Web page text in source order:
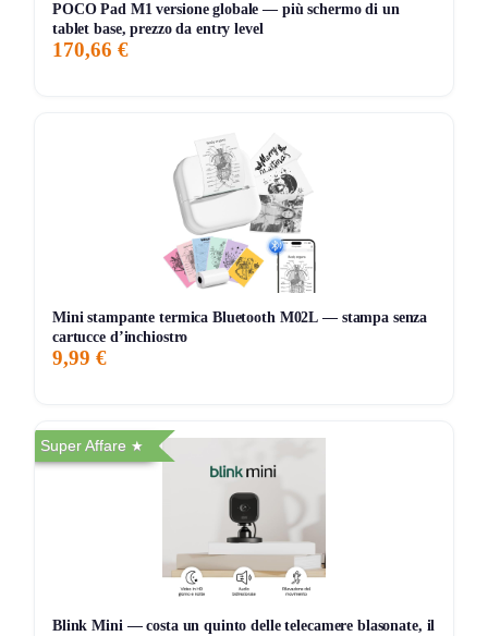
ATTUALE MASSIMO VARIAZIONE
POCO Pad M1 versione globale — più schermo di un
tablet base, prezzo da entry level
170,66 €
Mini stampante termica Bluetooth M02L — stampa senza
cartucce d’inchiostro
9,99 €
Super Affare
Blink Mini — costa un quinto delle telecamere blasonate, il